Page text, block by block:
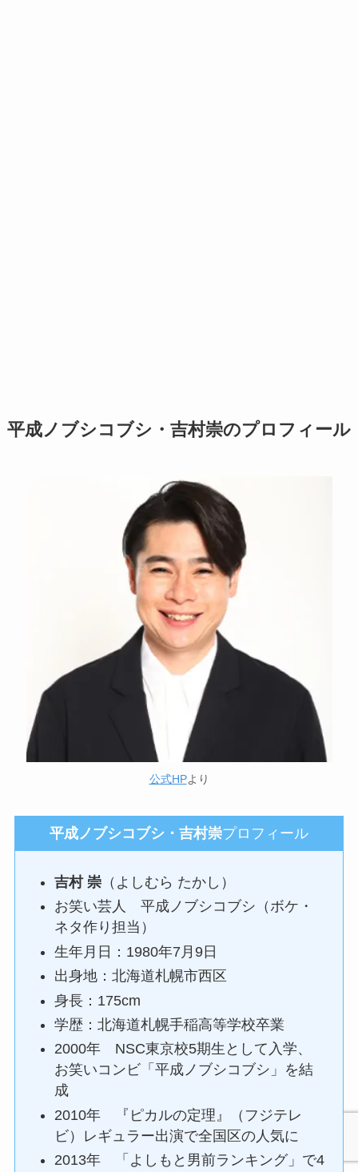
平成ノブシコブシ・吉村崇のプロフィール
公式HPより
平成ノブシコブシ・吉村崇プロフィール
吉村 崇 （よしむら たかし）
お笑い芸人 平成ノブシコブシ（ボケ・
ネタ作り担当）
生年月日：1980年7月9日
出身地：北海道札幌市西区
身長：175cm
学歴：北海道札幌手稲高等学校卒業
2000年 NSC東京校5期生として入学、
お笑いコンビ「平成ノブシコブシ」を結
成
2010年 『ピカルの定理』（フジテレ
ビ）レギュラー出演で全国区の人気に
2013年 「よしもと男前ランキング」で4